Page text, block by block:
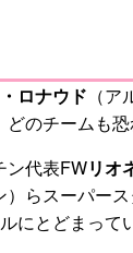
ロナウド （
のチームも
ン代表FWリオ
）らスーパー
にとどまって